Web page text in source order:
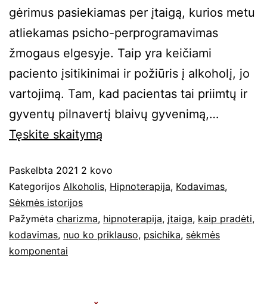
gėrimus pasiekiamas per įtaigą, kurios metu
atliekamas psicho-perprogramavimas
žmogaus elgesyje. Taip yra keičiami
paciento įsitikinimai ir požiūris į alkoholį, jo
vartojimą. Tam, kad pacientas tai priimtų ir
gyventų pilnavertį blaivų gyvenimą,…
Tęskite skaitymą
Paskelbta 2021 2 kovo
Kategorijos Alkoholis, Hipnoterapija, Kodavimas,
Sėkmės istorijos
Pažymėta charizma, hipnoterapija, įtaiga, kaip pradėti,
kodavimas, nuo ko priklauso, psichika, sėkmės
komponentai